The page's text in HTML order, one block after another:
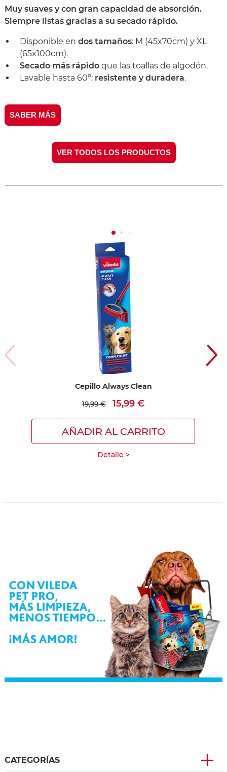
Muy suaves y con gran capacidad de absorción.
Siempre listas gracias a su secado rápido.
Disponible en dos tamaños: M (45x70cm) y XL
(65x100cm).
Secado más rápido que las toallas de algodón.
Lavable hasta 60º: resistente y duradera.
SABER MÁS
VER TODOS LOS PRODUCTOS
Cepillo Always Clean
19,99 € 15,99 €
AÑADIR AL CARRITO
Detalle >
CATEGORÍAS